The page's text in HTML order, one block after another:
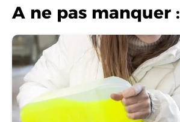
A ne pas manquer :